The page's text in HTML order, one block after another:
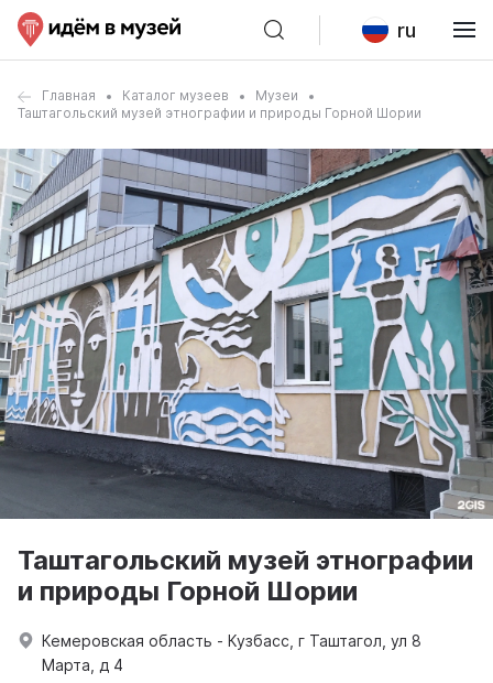
ru
Главная Каталог музеев
Музеи
Таштагольский музей этнографии и природы Горной Шории
Таштагольский музей этнографии
и природы Горной Шории
Кемеровская область - Кузбасс, г Таштагол, ул 8
Марта, д 4